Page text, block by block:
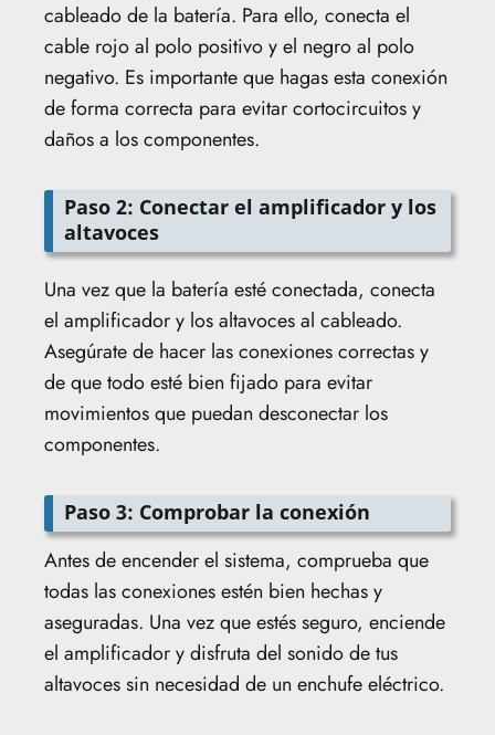
cableado de la batería. Para ello, conecta el
cable rojo al polo positivo y el negro al polo
negativo. Es importante que hagas esta conexión
de forma correcta para evitar cortocircuitos y
daños a los componentes.
Paso 2: Conectar el amplificador y los
altavoces
Una vez que la batería esté conectada, conecta
el amplificador y los altavoces al cableado.
Asegúrate de hacer las conexiones correctas y
de que todo esté bien fijado para evitar
movimientos que puedan desconectar los
componentes.
Paso 3: Comprobar la conexión
Antes de encender el sistema, comprueba que
todas las conexiones estén bien hechas y
aseguradas. Una vez que estés seguro, enciende
el amplificador y disfruta del sonido de tus
altavoces sin necesidad de un enchufe eléctrico.